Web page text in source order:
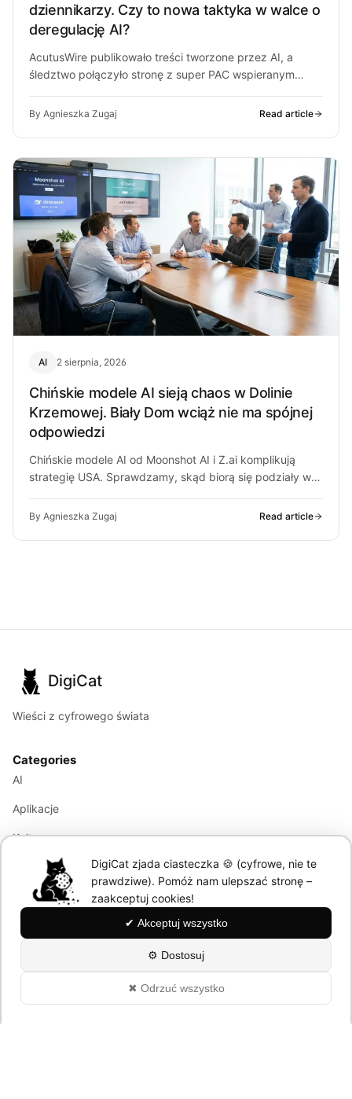
dziennikarzy. Czy to nowa taktyka w walce o
deregulację AI?
AcutusWire publikowało treści tworzone przez AI, a
śledztwo połączyło stronę z super PAC wspieranym
By Agnieszka Zugaj Read article
AI 2 sierpnia, 2026
Chińskie modele AI sieją chaos w Dolinie
Krzemowej. Biały Dom wciąż nie ma spójnej
odpowiedzi
Chińskie modele AI od Moonshot AI i Z.ai komplikują
strategię USA. Sprawdzamy, skąd biorą się podziały w
By Agnieszka Zugaj Read article
DigiCat
Wieści z cyfrowego świata
Categories
AI
Aplikacje
Kultura
Marketing
Modele językowe
About
Polityka Prywatności
DigiCat zjada ciasteczka 🍪 (cyfrowe, nie te
prawdziwe). Pomóż nam ulepszać stronę –
zaakceptuj cookies!
✔ Akceptuj wszystko
⚙ Dostosuj
✖ Odrzuć wszystko